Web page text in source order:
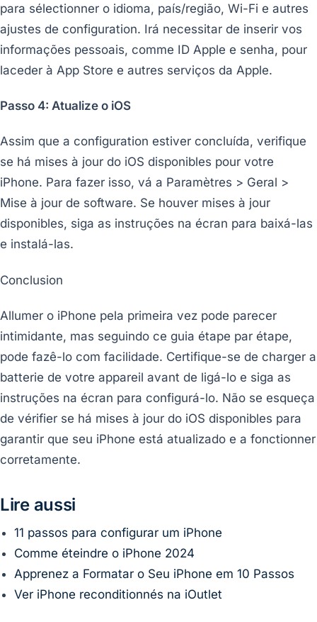
para sélectionner o idioma, país/região, Wi-Fi e autres
ajustes de configuration. Irá necessitar de inserir vos
informações pessoais, comme ID Apple e senha, pour
laceder à App Store e autres serviços da Apple.
Passo 4: Atualize o iOS
Assim que a configuration estiver concluída, verifique
se há mises à jour do iOS disponibles pour votre
iPhone. Para fazer isso, vá a Paramètres > Geral >
Mise à jour de software. Se houver mises à jour
disponibles, siga as instruções na écran para baixá-las
e instalá-las.
Conclusion
Allumer o iPhone pela primeira vez pode parecer
intimidante, mas seguindo ce guia étape par étape,
pode fazê-lo com facilidade. Certifique-se de charger a
batterie de votre appareil avant de ligá-lo e siga as
instruções na écran para configurá-lo. Não se esqueça
de vérifier se há mises à jour do iOS disponibles para
garantir que seu iPhone está atualizado e a fonctionner
corretamente.
Lire aussi
11 passos para configurar um iPhone
Comme éteindre o iPhone 2024
Apprenez a Formatar o Seu iPhone em 10 Passos
Ver iPhone reconditionnés na iOutlet